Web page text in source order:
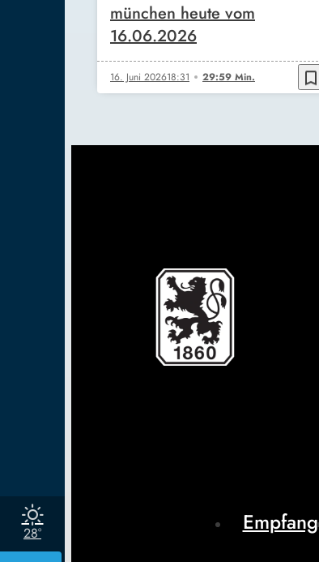
28°
münchen heute vom
16.06.2026
16. Juni 202618:31 29:59 Min. bookmark_border
Empfang